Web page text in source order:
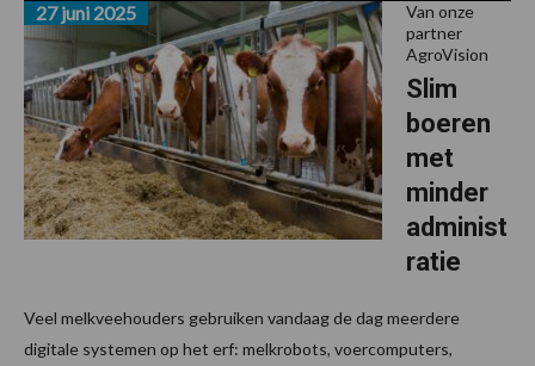
Van onze
partner
AgroVision
Slim
boeren
met
minder
administ
ratie
27 juni 2025
Veel melkveehouders gebruiken vandaag de dag meerdere
digitale systemen op het erf: melkrobots, voercomputers,